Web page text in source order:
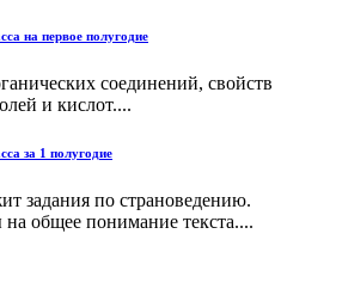
на первое полугодие
соединений, свойств
и кислот....
за 1 полугодие
задания по страноведению.
общее понимание текста....